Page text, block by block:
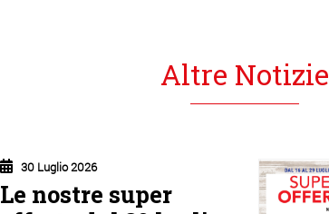
Altre Notizie
30 Luglio 2026
Le nostre super